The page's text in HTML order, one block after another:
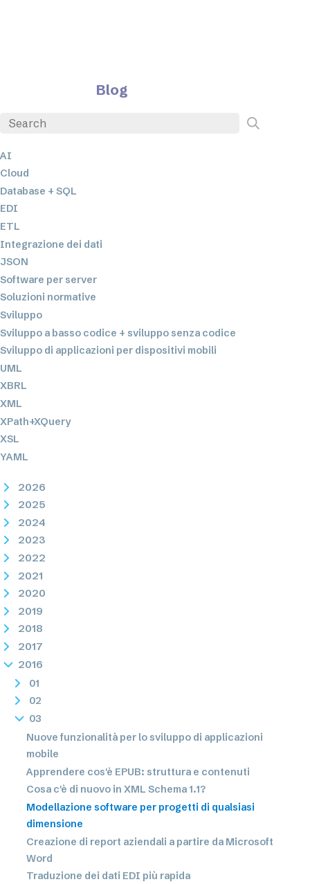
Blog
AI
Cloud
Database + SQL
EDI
ETL
Integrazione dei dati
JSON
Software per server
Soluzioni normative
Sviluppo
Sviluppo a basso codice + sviluppo senza codice
Sviluppo di applicazioni per dispositivi mobili
UML
XBRL
XML
XPath+XQuery
XSL
YAML
2026
2025
2024
2023
2022
2021
2020
2019
2018
2017
2016
01
02
03
Nuove funzionalità per lo sviluppo di applicazioni
mobile
Apprendere cos'è EPUB: struttura e contenuti
Cosa c'è di nuovo in XML Schema 1.1?
Modellazione software per progetti di qualsiasi
dimensione
Creazione di report aziendali a partire da Microsoft
Word
Traduzione dei dati EDI più rapida